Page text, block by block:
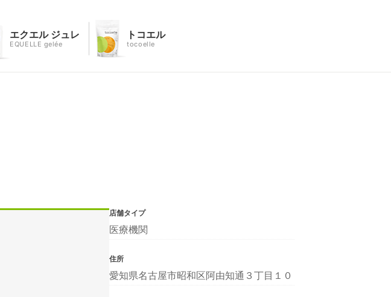
エクエル ジュレ
EQUELLE gelée
トコエル
tocoelle
店舗タイプ
医療機関
住所
愛知県名古屋市昭和区阿由知通３丁目１０